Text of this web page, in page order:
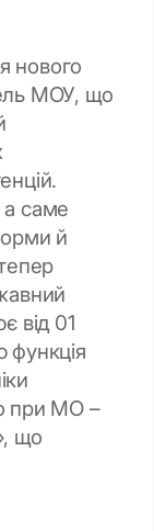
нового
МОУ, що
саме
й
від 01
при МО –
що